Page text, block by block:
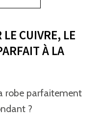
CUIVRE, LE
À LA
robe parfaitement
?